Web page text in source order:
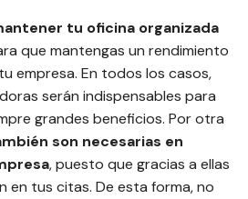
tu oficina organizada
que mantengas un rendimiento
empresa. En todos los casos,
serán indispensables para
grandes beneficios. Por otra
son necesarias en
, puesto que gracias a ellas
en tus citas. De esta forma, no